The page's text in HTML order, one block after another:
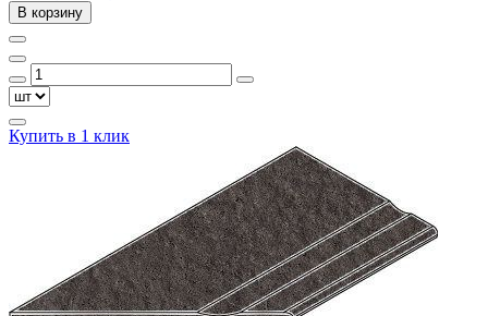
В корзину
Купить в 1 клик